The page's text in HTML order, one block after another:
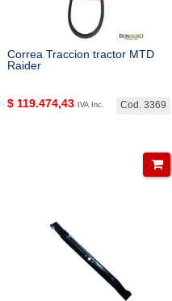
Correa Traccion tractor MTD
Raider
Cod. 3369
$ 119.474,43 IVA Inc.